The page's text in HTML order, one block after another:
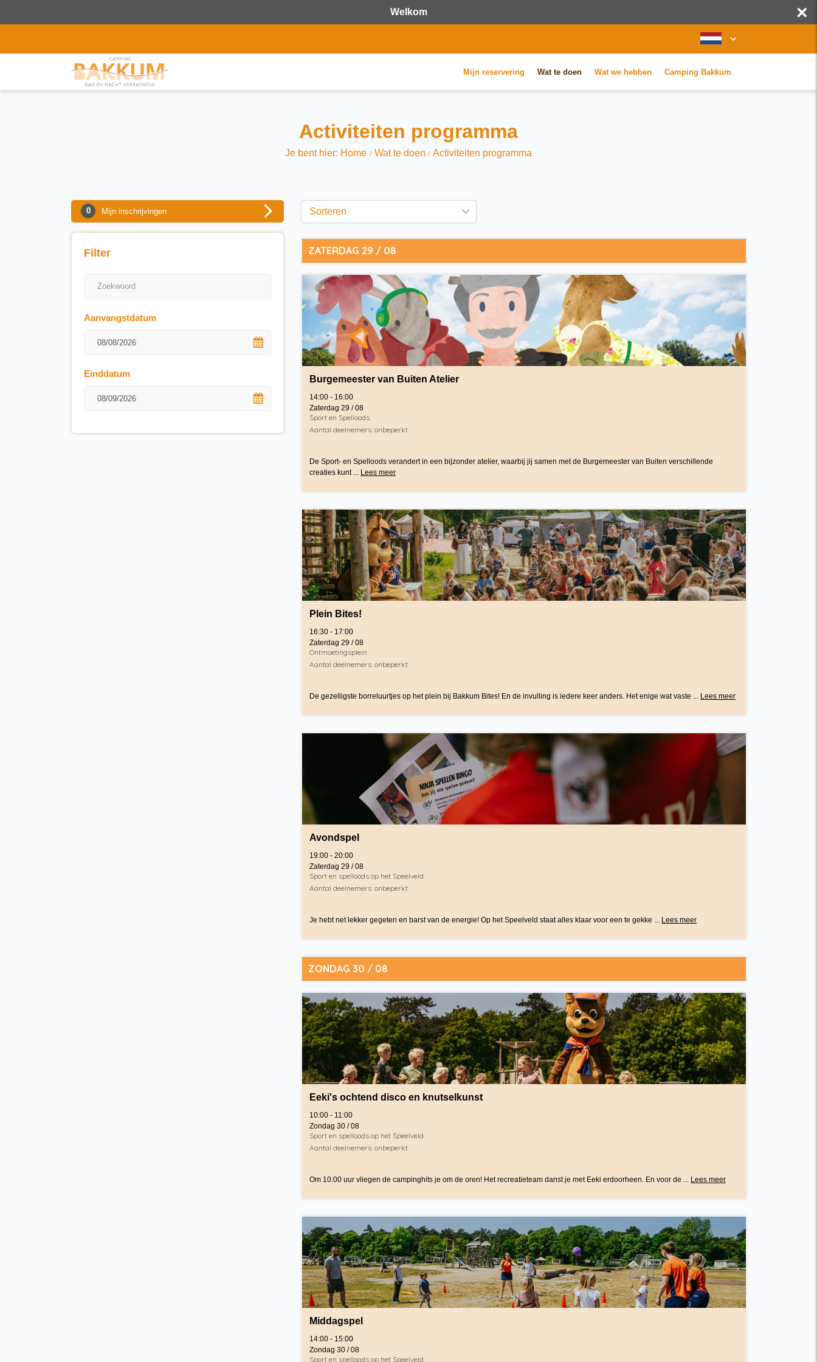
Welkom ×
Mijn reservering Wat te doen Wat we hebben Camping Bakkum
Activiteiten programma
Je bent hier: Home Wat te doen Activiteiten programma
0 Mijn inschrijvingen
Filter
Aanvangstdatum
Einddatum
ZATERDAG 29 / 08
Burgemeester van Buiten Atelier
14:00 - 16:00
Zaterdag 29 / 08
Sport en Spelloods
Aantal deelnemers: onbeperkt
De Sport- en Spelloods verandert in een bijzonder atelier, waarbij jij samen met de Burgemeester van Buiten verschillende
creaties kunt ... Lees meer
Plein Bites!
16:30 - 17:00
Zaterdag 29 / 08
Ontmoetingsplein
Aantal deelnemers: onbeperkt
De gezelligste borreluurtjes op het plein bij Bakkum Bites! En de invulling is iedere keer anders. Het enige wat vaste ... Lees meer
Avondspel
19:00 - 20:00
Zaterdag 29 / 08
Sport en spelloods op het Speelveld
Aantal deelnemers: onbeperkt
Je hebt net lekker gegeten en barst van de energie! Op het Speelveld staat alles klaar voor een te gekke ... Lees meer
ZONDAG 30 / 08
Eeki's ochtend disco en knutselkunst
10:00 - 11:00
Zondag 30 / 08
Sport en spelloods op het Speelveld
Aantal deelnemers: onbeperkt
Om 10:00 uur vliegen de campinghits je om de oren! Het recreatieteam danst je met Eeki erdoorheen. En voor de ... Lees meer
Middagspel
14:00 - 15:00
Zondag 30 / 08
Sport en spelloods op het Speelveld